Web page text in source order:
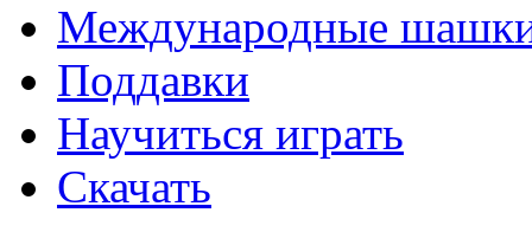
Международные
Поддавки
Научиться играть
Скачать